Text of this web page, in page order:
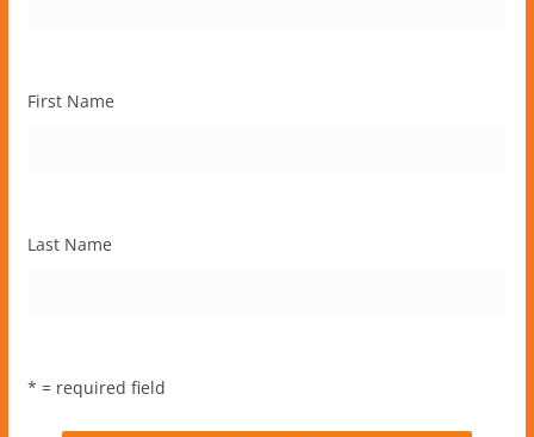
First Name
Last Name
* = required field